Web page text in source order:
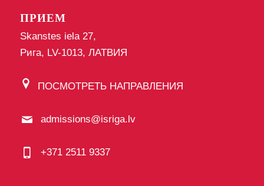
ПРИЕМ
Skanstes iela 27,
Рига, LV-1013, ЛАТВИЯ
ПОСМОТРЕТЬ НАПРАВЛЕНИЯ
admissions@isriga.lv
+371 2511 9337